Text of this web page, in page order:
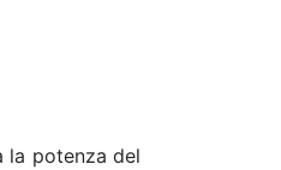
la potenza del